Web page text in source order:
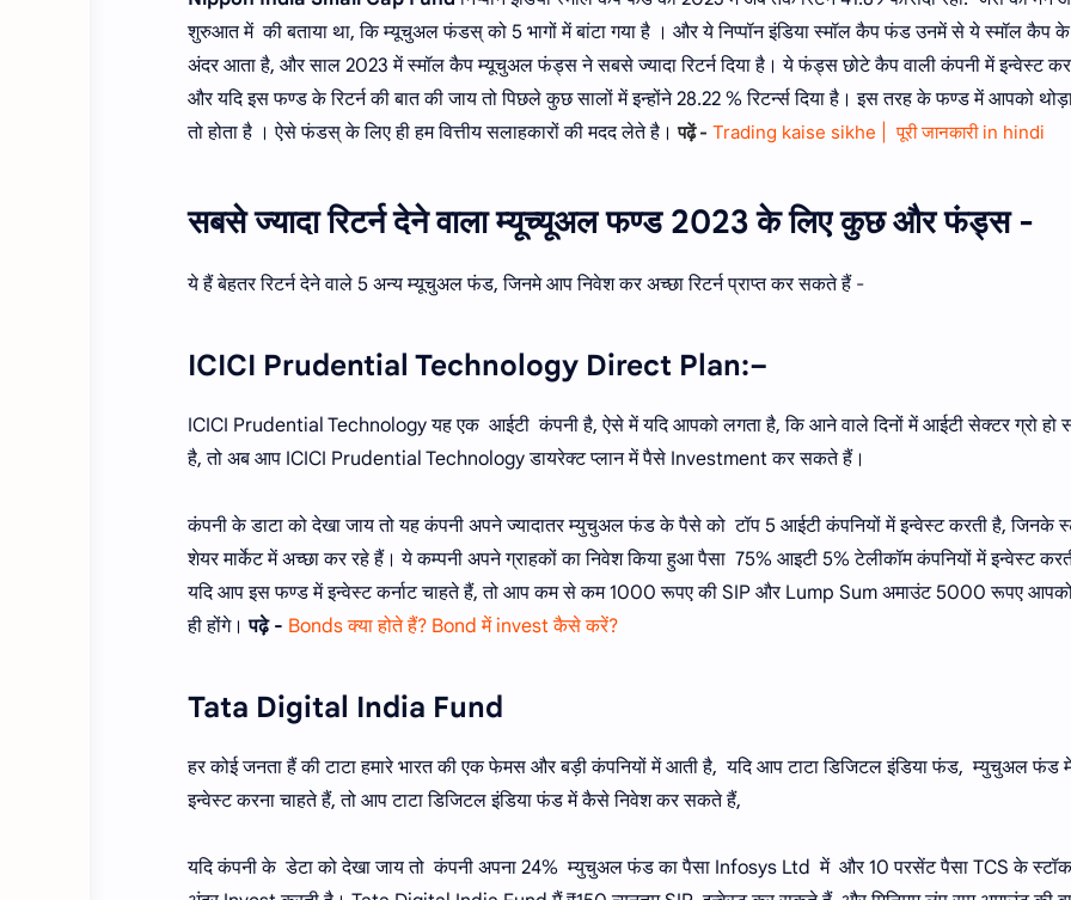
शुरुआत में की बताया था, कि म्यूचुअल फंडस् को 5 भागों में बांटा गया है । और ये निप्पॉन इंडिया स्मॉल कैप फंड उनमें से ये स्मॉल कैप
अंदर आता है, और साल 2023 में स्मॉल कैप म्यूचुअल फंड्स ने सबसे ज्यादा रिटर्न दिया है। ये फंड्स छोटे कैप वाली कंपनी में इन्वेस्ट
और यदि इस फण्ड के रिटर्न की बात की जाय तो पिछले कुछ सालों में इन्होंने 28.22 % रिटर्न्स दिया है। इस तरह के फण्ड में आपको
तो होता है । ऐसे फंडस् के लिए ही हम वित्तीय सलाहकारों की मदद लेते है।पढ़ें - Trading kaise sikhe | पूरी जानकारी in hindi
सबसे ज्यादा रिटर्न देने वाला म्यूच्यूअल फण्ड 2023 के लिए कुछ और फंड्स -
ये हैं बेहतर रिटर्न देने वाले 5 अन्य म्यूचुअल फंड, जिनमे आप निवेश कर अच्छा रिटर्न प्राप्त कर सकते हैं -
ICICI Prudential Technology Direct Plan:–
ICICI Prudential Technology यह एक आईटी कंपनी है, ऐसे में यदि आपको लगता है, कि आने वाले दिनों में आईटी सेक्टर ग्रो हो
है, तो अब आप ICICI Prudential Technology डायरेक्ट प्लान में पैसे Investment कर सकते हैं।
कंपनी के डाटा को देखा जाय तो यह कंपनी अपने ज्यादातर म्युचुअल फंड के पैसे को टॉप 5 आईटी कंपनियों में इन्वेस्ट करती है, जिनके
शेयर मार्केट में अच्छा कर रहे हैं। ये कम्पनी अपने ग्राहकों का निवेश किया हुआ पैसा 75% आइटी 5% टेलीकॉम कंपनियों में इन्वेस्ट
यदि आप इस फण्ड में इन्वेस्ट कर्नाट चाहते हैं, तो आप कम से कम 1000 रूपए की SIP और Lump Sum अमाउंट 5000 रूपए
ही होंगे।पढ़े - Bonds क्या होते हैं? Bond में invest कैसे करें?
Tata Digital India Fund
हर कोई जनता हैं की टाटा हमारे भारत की एक फेमस और बड़ी कंपनियों में आती है, यदि आप टाटा डिजिटल इंडिया फंड, म्युचुअल फंड
इन्वेस्ट करना चाहते हैं, तो आप टाटा डिजिटल इंडिया फंड में कैसे निवेश कर सकते हैं,
यदि कंपनी के डेटा को देखा जाय तो कंपनी अपना 24% म्युचुअल फंड का पैसा Infosys Ltd में और 10 परसेंट पैसा TCS के